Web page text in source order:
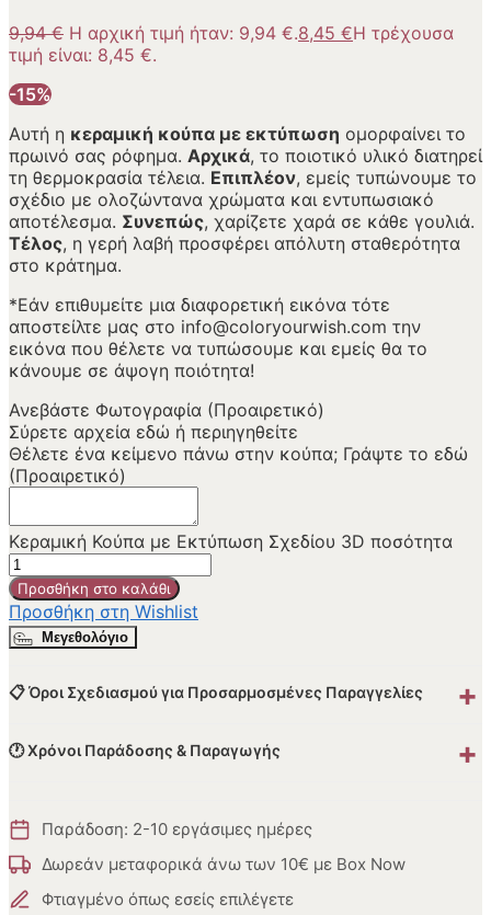
9,94€ Η αρχική τιμή ήταν: 9,94 €.8,45 €Η τρέχουσα
τιμή είναι: 8,45 €.
-15%
Αυτή η κεραμική κούπα με εκτύπωση ομορφαίνει το
πρωινό σας ρόφημα. Αρχικά, το ποιοτικό υλικό διατηρεί
τη θερμοκρασία τέλεια. Επιπλέον, εμείς τυπώνουμε το
σχέδιο με ολοζώντανα χρώματα και εντυπωσιακό
αποτέλεσμα. Συνεπώς, χαρίζετε χαρά σε κάθε γουλιά.
Τέλος, η γερή λαβή προσφέρει απόλυτη σταθερότητα
στο κράτημα.
*Εάν επιθυμείτε μια διαφορετική εικόνα τότε
αποστείλτε μας στο info@coloryourwish.com την
εικόνα που θέλετε να τυπώσουμε και εμείς θα το
κάνουμε σε άψογη ποιότητα!
Ανεβάστε Φωτογραφία (Προαιρετικό)
Σύρετε αρχεία εδώ ή περιηγηθείτε
Θέλετε ένα κείμενο πάνω στην κούπα; Γράψτε το εδώ
(Προαιρετικό)
Κεραμική Κούπα με Εκτύπωση Σχεδίου 3D ποσότητα
Προσθήκη στο καλάθι
Προσθήκη στη Wishlist
Μεγεθολόγιο
📋 Όροι Σχεδιασμού για Προσαρμοσμένες Παραγγελίες +
🕐 Χρόνοι Παράδοσης & Παραγωγής +
Παράδοση: 2-10 εργάσιμες ημέρες
Δωρεάν μεταφορικά άνω των 10€ με Box Now
Φτιαγμένο όπως εσείς επιλέγετε